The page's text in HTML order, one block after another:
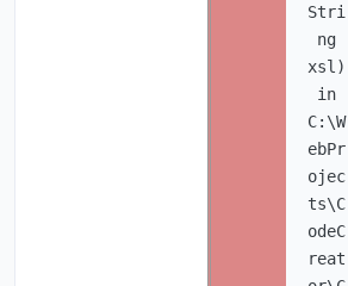
Stri
ng
xsl)
in
C:\W
ebPr
ojec
ts\C
odeC
reat